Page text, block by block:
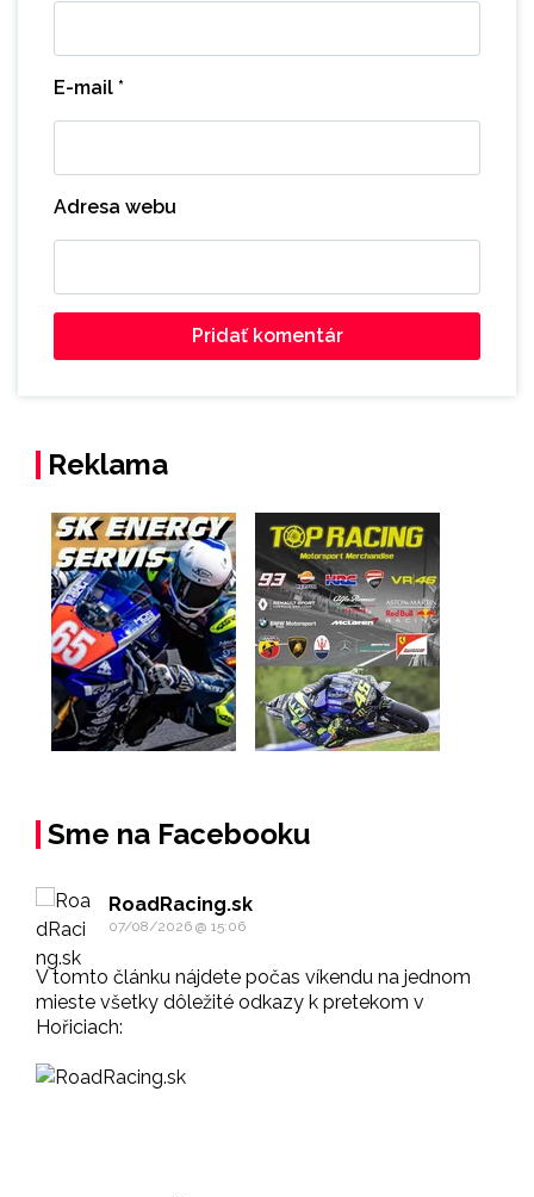
E-mail *
Adresa webu
Reklama
Sme na Facebooku
RoadRacing.sk
07/08/2026 @ 15:06
V tomto článku nájdete počas víkendu na jednom
mieste všetky dôležité odkazy k pretekom v
Hořiciach: